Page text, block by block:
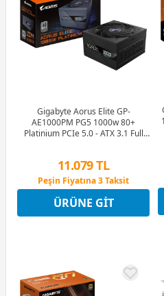
Gigabyte Aorus Elite GP-
AE1000PM PG5 1000w 80+
Platinium PCIe 5.0 - ATX 3.1 Full
11.079 TL
Peşin Fiyatına 3 Taksit
12 Ay x 1.303 TL taksitle
Peşin Fiyatına 3 Taksit
ÜRÜNE GIT